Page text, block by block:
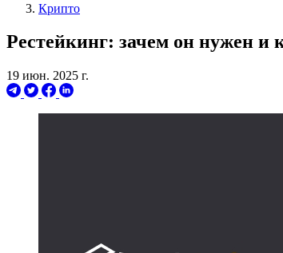
Крипто
Рестейкинг: зачем он нужен и
19 июн. 2025 г.